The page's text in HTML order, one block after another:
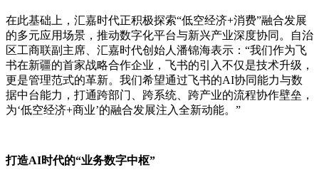
在此基础上，汇嘉时代正积极探索“低空经济+消费”融合发展
的多元应用场景，推动数字化平台与新兴产业深度协同。自治
区工商联副主席、汇嘉时代创始人潘锦海表示：“我们作为飞
书在新疆的首家战略合作企业，飞书的引入不仅是技术升级，
更是管理范式的革新。我们希望通过飞书的AI协同能力与数
据中台能力，打通跨部门、跨系统、跨产业的流程协作壁垒，
为‘低空经济+商业’的融合发展注入全新动能。”
打造AI时代的“业务数字中枢”